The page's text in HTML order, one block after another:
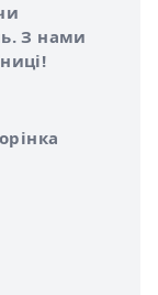
З нами